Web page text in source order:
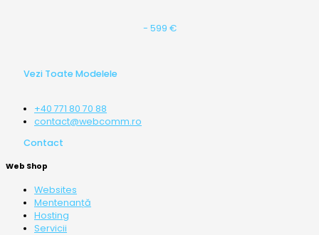
- 599 €
Vezi Toate Modelele
+40 771 80 70 88
contact@webcomm.ro
Contact
Web Shop
Websites
Mentenanță
Hosting
Servicii